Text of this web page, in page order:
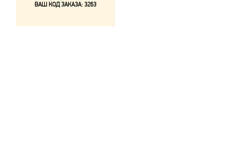
ВАШ КОД ЗАКАЗА: 3263